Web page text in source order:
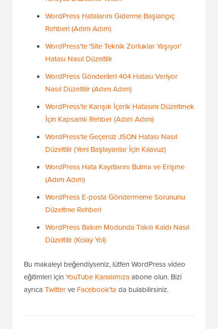
WordPress Hatalarını Giderme Başlangıç
Rehberi (Adım Adım)
WordPress'te 'Site Teknik Zorluklar Yaşıyor'
Hatası Nasıl Düzeltilir
WordPress Gönderileri 404 Hatası Veriyor
Nasıl Düzeltilir (Adım Adım)
WordPress'te Karışık İçerik Hatasını Düzeltmek
İçin Kapsamlı Rehber (Adım Adım)
WordPress'te Geçersiz JSON Hatası Nasıl
Düzeltilir (Yeni Başlayanlar İçin Kılavuz)
WordPress Hata Kayıtlarını Bulma ve Erişme
(Adım Adım)
WordPress E-posta Göndermeme Sorununu
Düzeltme Rehberi
WordPress Bakım Modunda Takılı Kaldı Nasıl
Düzeltilir (Kolay Yol)
Bu makaleyi beğendiyseniz, lütfen WordPress video
eğitimleri için YouTube Kanalımıza abone olun. Bizi
ayrıca Twitterve Facebook'ta da bulabilirsiniz.